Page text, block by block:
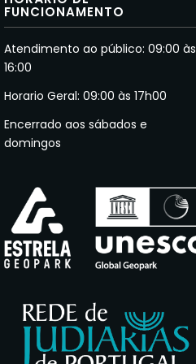
FUNCIONAMENTO
Atendimento ao público: 09:00 às
16:00
Horario Geral: 09:00 às 17h00
Encerrado aos sábados e
domingos